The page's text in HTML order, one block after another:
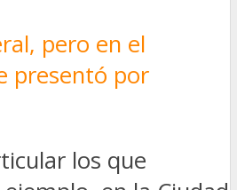
pero en el
presentó por
los que